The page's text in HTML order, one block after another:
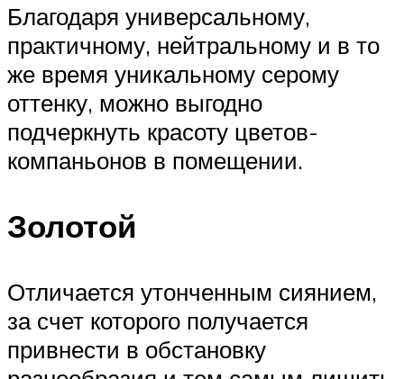
Благодаря универсальному,
практичному, нейтральному и в то
же время уникальному серому
оттенку, можно выгодно
подчеркнуть красоту цветов-
компаньонов в помещении.
Золотой
Отличается утонченным сиянием,
за счет которого получается
привнести в обстановку